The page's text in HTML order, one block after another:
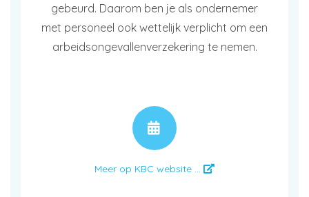
gebeurd. Daarom ben je als ondernemer
met personeel ook wettelijk verplicht om een
arbeidsongevallenverzekering te nemen.
Meer op KBC website ...